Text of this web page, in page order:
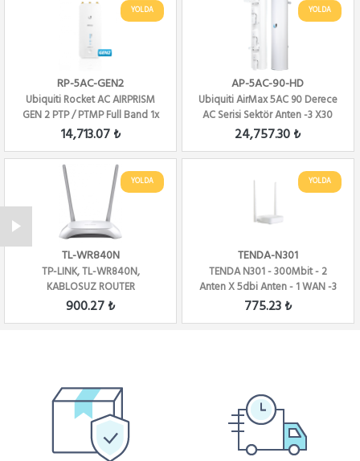
YOLDA
RP-5AC-GEN2
Ubiquiti Rocket AC AIRPRISM
GEN 2 PTP / PTMP Full Band 1x
Gbit Eth
14,713.07 ₺
YOLDA
AP-5AC-90-HD
Ubiquiti AirMax 5AC 90 Derece
AC Serisi Sektör Anten -3 X30
DERECE
24,757.30 ₺
YOLDA
TL-WR840N
TP-LINK, TL-WR840N,
KABLOSUZ ROUTER
900.27 ₺
YOLDA
TENDA-N301
TENDA N301 - 300Mbit - 2
Anten X 5dbi Anten - 1 WAN -3
LAN
775.23 ₺